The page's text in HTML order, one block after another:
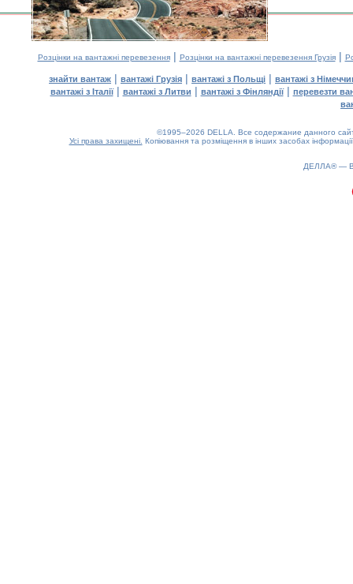
Розцінки на вантажні перевезення| Розцінки на вантажні перевезення Грузія|
знайти вантаж | вантажі Грузія | вантажі з Польщі | вантажі з
вантажі з Італії| вантажі з Литви | вантажі з Фінляндії| перевезти
©1995–2026 DELLA. Все содержание данного
Усі права захищені. Копіювання та розміщення в інших засобах
ДЕЛЛА® —